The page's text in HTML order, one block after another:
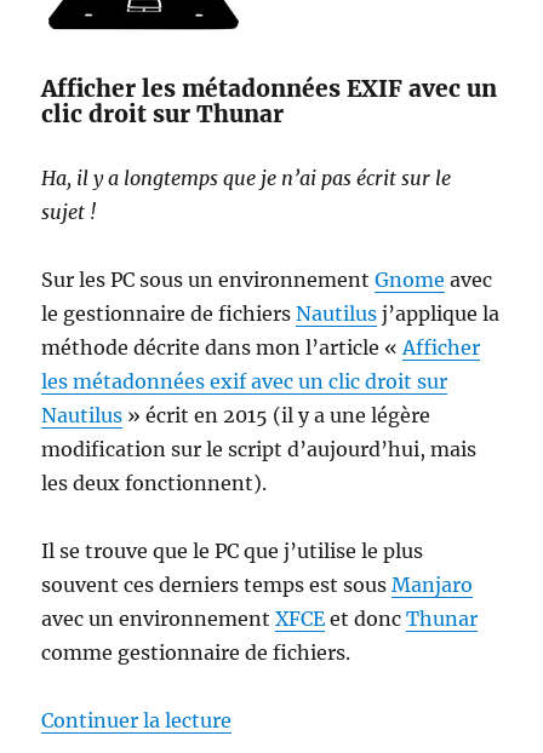
Afficher les métadonnées EXIF avec un
clic droit sur Thunar
Ha, il y a longtemps que je n’ai pas écrit sur le
sujet !
Sur les PC sous un environnementGnome avec
le gestionnaire de fichiersNautilus j’applique la
méthode décrite dans mon l’article «Afficher
les métadonnées exif avec un clic droit sur
Nautilus » écrit en 2015 (il y a une légère
modification sur le script d’aujourd’hui, mais
les deux fonctionnent).
Il se trouve que le PC que j’utilise le plus
souvent ces derniers temps est sousManjaro
avec un environnementXFCE et doncThunar
comme gestionnaire de fichiers.
Continuer la lecture